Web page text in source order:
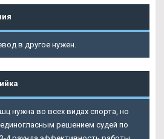
в другое нужен.
нужна во всех видах спорта, но
решением судей по